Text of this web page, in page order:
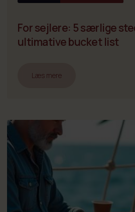
For sejlere: 5 særlige
ultimative bucket list
Læs mere